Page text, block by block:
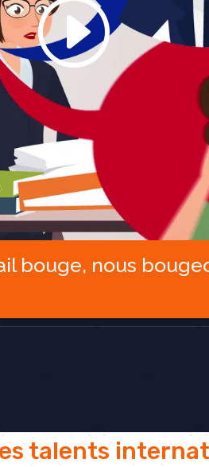
bouge, nous
talents